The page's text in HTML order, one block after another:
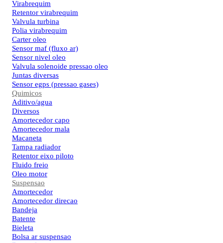
Virabrequim
Retentor virabrequim
Valvula turbina
Polia virabrequim
Carter oleo
Sensor maf (fluxo ar)
Sensor nivel oleo
Valvula solenoide pressao oleo
Juntas diversas
Sensor egps (pressao gases)
Quimicos
Aditivo/agua
Diversos
Amortecedor capo
Amortecedor mala
Macaneta
Tampa radiador
Retentor eixo piloto
Fluido freio
Oleo motor
Suspensao
Amortecedor
Amortecedor direcao
Bandeja
Batente
Bieleta
Bolsa ar suspensao